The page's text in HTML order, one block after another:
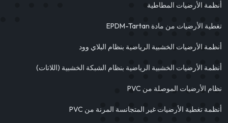
أنظمة الأرضيات المطاطية
تغطية الأرضيات من مادة EPDM-Tartan
أنظمة الأرضيات الخشبية الرياضية بنظام البلاي وود
أنظمة الأرضيات الخشبية الرياضية بنظام الشبكة الخشبية (اللاتات)
نظام الأرضيات الموصلة من PVC
أنظمة تغطية الأرضيات غير المتجانسة المرنة من PVC